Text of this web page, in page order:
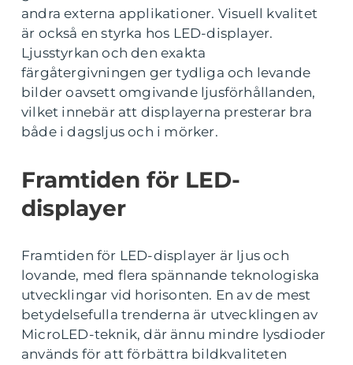
andra externa applikationer. Visuell kvalitet
är också en styrka hos LED-displayer.
Ljusstyrkan och den exakta
färgåtergivningen ger tydliga och levande
bilder oavsett omgivande ljusförhållanden,
vilket innebär att displayerna presterar bra
både i dagsljus och i mörker.
Framtiden för LED-
displayer
Framtiden för LED-displayer är ljus och
lovande, med flera spännande teknologiska
utvecklingar vid horisonten. En av de mest
betydelsefulla trenderna är utvecklingen av
MicroLED-teknik, där ännu mindre lysdioder
används för att förbättra bildkvaliteten